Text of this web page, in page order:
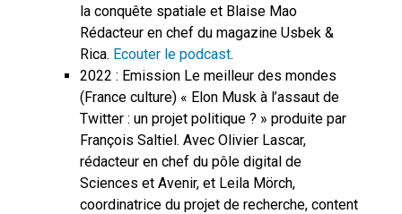
la conquête spatiale et Blaise Mao
Rédacteur en chef du magazine Usbek &
Rica. Ecouter le podcast.
2022 : Emission Le meilleur des mondes
(France culture) « Elon Musk à l’assaut de
Twitter : un projet politique ? » produite par
François Saltiel. Avec Olivier Lascar,
rédacteur en chef du pôle digital de
Sciences et Avenir, et Leila Mörch,
coordinatrice du projet de recherche, content